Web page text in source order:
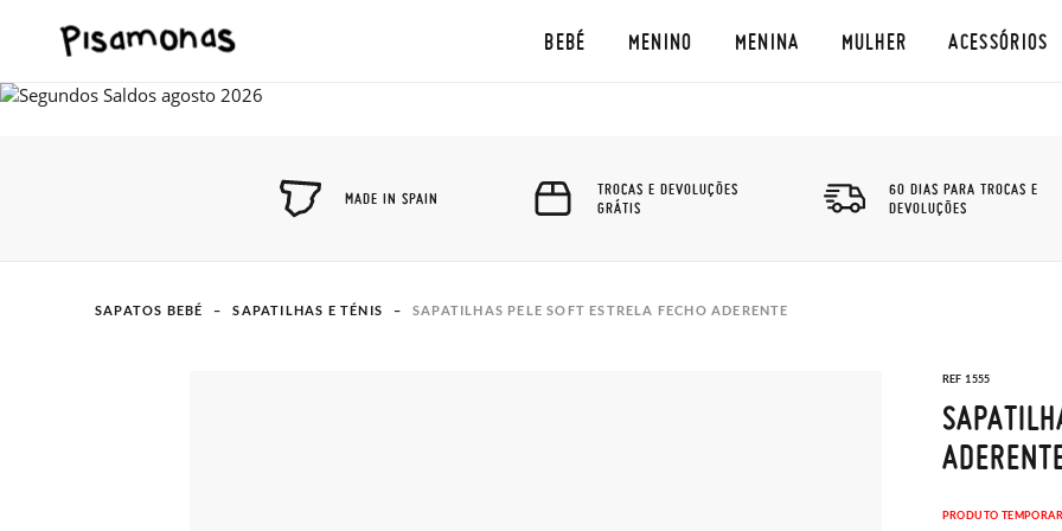
BEBÉ MENINO MENINA MULHER ACESSÓRIOS
MADE IN SPAIN
TROCAS E DEVOLUÇÕES
GRÁTIS
60 DIAS PARA TROCAS E
DEVOLUÇÕES
SAPATOS BEBÉ SAPATILHAS E TÉNIS SAPATILHAS PELE SOFT ESTRELA FECHO ADERENTE
REF 1555
PRODUTO